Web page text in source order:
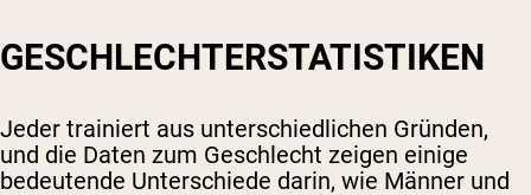
GESCHLECHTERSTATISTIKEN
Jeder trainiert aus unterschiedlichen Gründen,
und die Daten zum Geschlecht zeigen einige
bedeutende Unterschiede darin, wie Männer und